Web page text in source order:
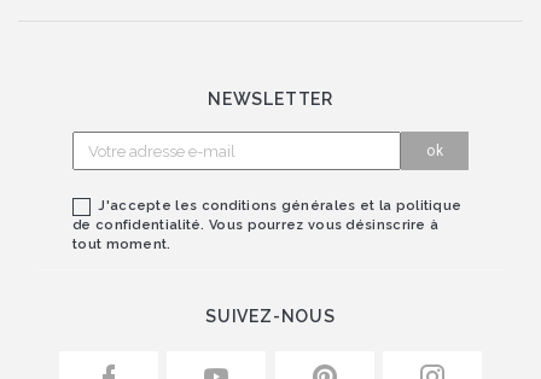
NEWSLETTER
J'accepte les conditions générales et la politique
de confidentialité. Vous pourrez vous désinscrire à
tout moment.
SUIVEZ-NOUS